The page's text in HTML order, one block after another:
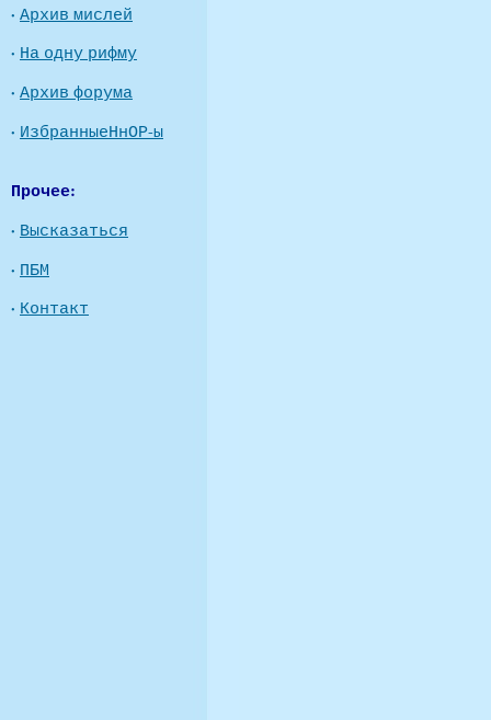
· Архив мислей
· На одну рифму
· Архив форума
· ИзбранныеНнОР-ы
Прочее:
· Высказаться
· ПБМ
· Контакт